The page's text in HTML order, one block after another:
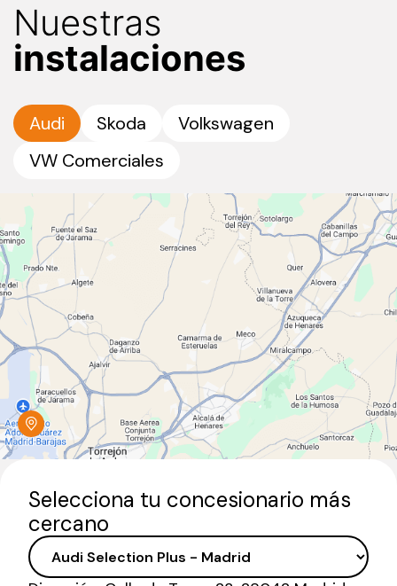
Nuestras
instalaciones
Audi Skoda
Volkswagen
VW Comerciales
Selecciona tu concesionario más
cercano